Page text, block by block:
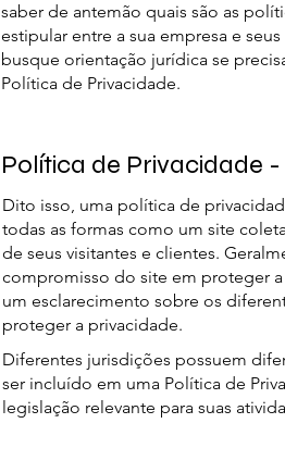
saber de antemão quais são as
estipular entre a sua empresa e
busque orientação jurídica se
Política de Privacidade.
Política de Privacidade
Dito isso, uma política de
todas as formas como um site
de seus visitantes e clientes.
compromisso do site em proteger
um esclarecimento sobre os
proteger a privacidade.
Diferentes jurisdições possuem
ser incluído em uma Política de
legislação relevante para suas